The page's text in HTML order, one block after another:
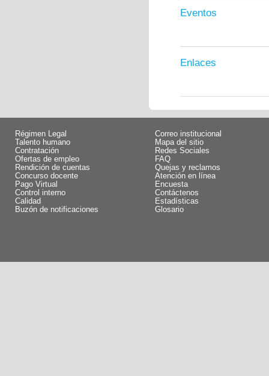
Eventos
Enlaces
Régimen Legal
Talento humano
Contratación
Ofertas de empleo
Rendición de cuentas
Concurso docente
Pago Virtual
Control interno
Calidad
Buzón de notificaciones
Correo institucional
Mapa del sitio
Redes Sociales
FAQ
Quejas y reclamos
Atención en línea
Encuesta
Contáctenos
Estadísticas
Glosario